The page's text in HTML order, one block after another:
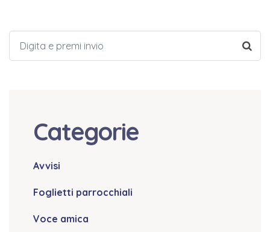
Categorie
Avvisi
Foglietti parrocchiali
Voce amica